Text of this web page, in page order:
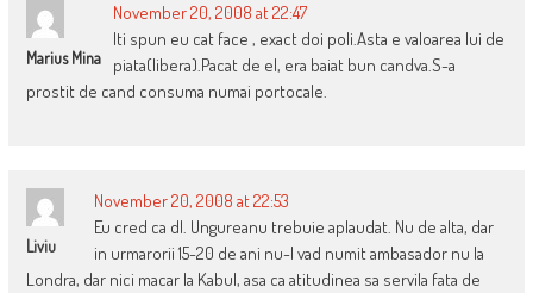
Marius Mina
November 20, 2008 at 22:47
Iti spun eu cat face , exact doi poli.Asta e valoarea lui de
piata(libera).Pacat de el, era baiat bun candva.S-a
prostit de cand consuma numai portocale.
Liviu
November 20, 2008 at 22:53
Eu cred ca dl. Ungureanu trebuie aplaudat. Nu de alta, dar
in urmarorii 15-20 de ani nu-l vad numit ambasador nu la
Londra, dar nici macar la Kabul, asa ca atitudinea sa servila fata de